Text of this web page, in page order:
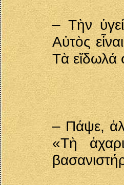
– Τὴν
Αὐτὸς
Τὰ εἴδωλά
– Πάψε,
«Τὴ